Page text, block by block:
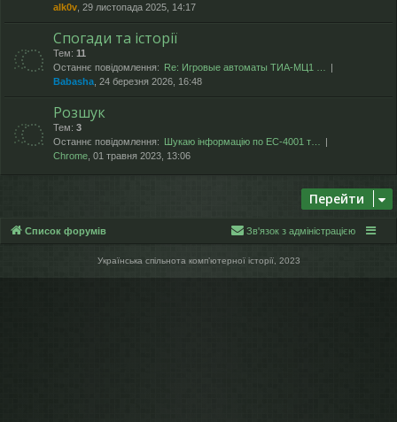
alk0v , 29 листопада 2025, 14:17
Спогади та історії
Тем: 11
Останнє повідомлення: Re: Игровые автоматы ТИА-МЦ1 …
Babasha , 24 березня 2026, 16:48
Розшук
Тем: 3
Останнє повідомлення: Шукаю інформацію по ЕС-4001 т…
Chrome , 01 травня 2023, 13:06
Перейти
Список форумів Зв'язок з адміністрацією
Українська спільнота компʼютерної історії, 2023